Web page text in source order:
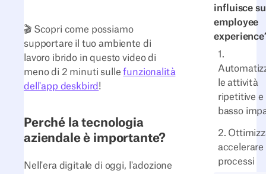
influisce
employee
1.
le attività
ripetitive e
basso
2.
accelerare
processi
🎬 Scopri come possiamo
supportare il tuo ambiente di
lavoro ibrido in questo video di
meno di 2 minuti sullefunzionalità
dell'app deskbird !
Perché la tecnologia
aziendale è importante?
Nell'era digitale di oggi, l'adozione